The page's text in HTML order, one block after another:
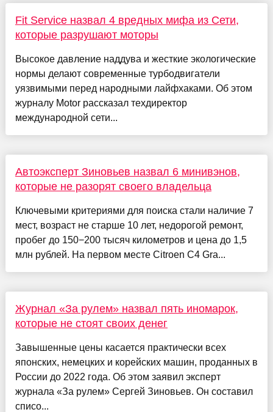
Fit Service назвал 4 вредных мифа из Сети,
которые разрушают моторы
Высокое давление наддува и жесткие экологические
нормы делают современные турбодвигатели
уязвимыми перед народными лайфхаками. Об этом
журналу Motor рассказал техдиректор
международной сети...
Автоэксперт Зиновьев назвал 6 минивэнов,
которые не разорят своего владельца
Ключевыми критериями для поиска стали наличие 7
мест, возраст не старше 10 лет, недорогой ремонт,
пробег до 150−200 тысяч километров и цена до 1,5
млн рублей. На первом месте Citroen C4 Gra...
Журнал «За рулем» назвал пять иномарок,
которые не стоят своих денег
Завышенные цены касается практически всех
японских, немецких и корейских машин, проданных в
России до 2022 года. Об этом заявил эксперт
журнала «За рулем» Сергей Зиновьев. Он составил
списо...